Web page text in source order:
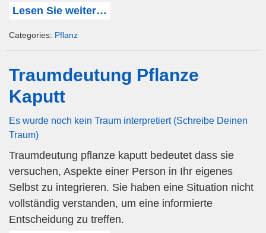
Lesen Sie weiter…
Categories: Pflanz
Traumdeutung Pflanze
Kaputt
Es wurde noch kein Traum interpretiert (Schreibe Deinen
Traum)
Traumdeutung pflanze kaputt bedeutet dass sie
versuchen, Aspekte einer Person in Ihr eigenes
Selbst zu integrieren. Sie haben eine Situation nicht
vollständig verstanden, um eine informierte
Entscheidung zu treffen.